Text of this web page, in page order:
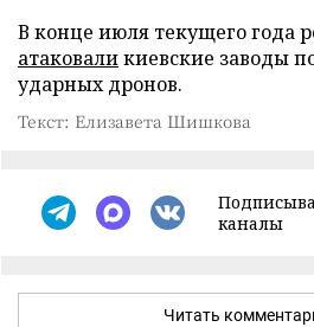
В конце июля текущего года
атаковаликиевские заводы
ударных дронов.
Текст: Елизавета Шишкова
каналы
Читать